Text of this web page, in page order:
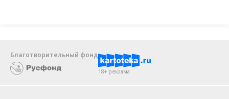
Благотворительный фонд
18+ реклама